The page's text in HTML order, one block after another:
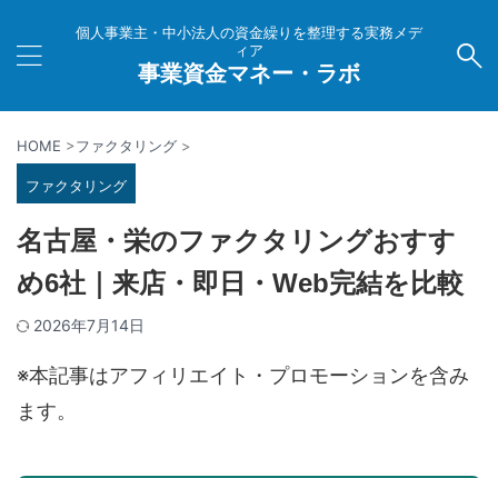
個人事業主・中小法人の資金繰りを整理する実務メデ
ィア
事業資金マネー・ラボ
HOME >ファクタリング >
ファクタリング
名古屋・栄のファクタリングおすす
め6社｜来店・即日・Web完結を比較
2026年7月14日
※本記事はアフィリエイト・プロモーションを含み
ます。